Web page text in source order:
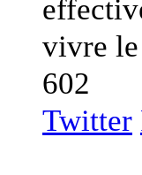
vivre
602
Twitter